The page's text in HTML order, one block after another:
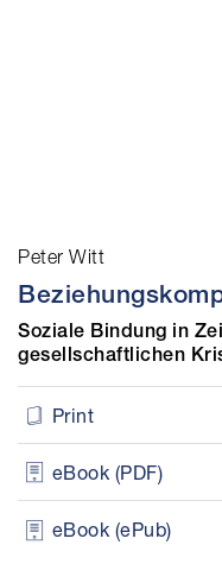
Peter Witt
Soziale Bindung in
gesellschaftlichen
Print
eBook (PDF)
eBook (ePub)